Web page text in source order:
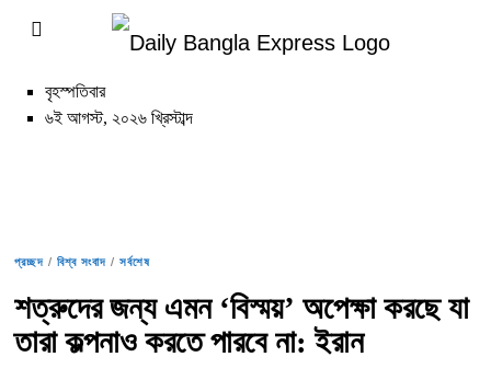
বৃহস্পতিবার
৬ই আগস্ট, ২০২৬ খ্রিস্টাব্দ
প্রচ্ছদ / বিশ্ব সংবাদ / সর্বশেষ
শত্রুদের জন্য এমন ‘বিস্ময়’ অপেক্ষা করছে যা
তারা কল্পনাও করতে পারবে না: ইরান